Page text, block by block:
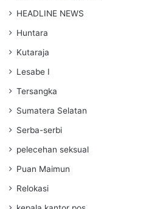
HEADLINE NEWS
Huntara
Kutaraja
Lesabe I
Tersangka
Sumatera Selatan
Serba-serbi
pelecehan seksual
Puan Maimun
Relokasi